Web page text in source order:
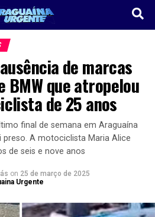
de marcas
BMW que atropelou
de 25 anos
final de semana em Araguaína
A motociclista Maria Alice
de seis e nove anos
on 25 de março de 2025
Urgente